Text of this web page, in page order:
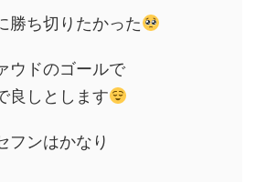
勝ち切りたかった
ウドのゴールで
良しとします
フンはかなり